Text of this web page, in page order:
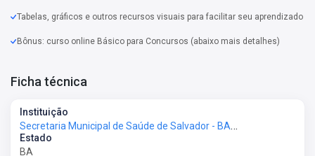
Tabelas, gráficos e outros recursos visuais para facilitar seu aprendizado
Bônus: curso online Básico para Concursos (abaixo mais detalhes)
Ficha técnica
Instituição
Secretaria Municipal de Saúde de Salvador - BA - SMS-Salvador-BA
Estado
BA